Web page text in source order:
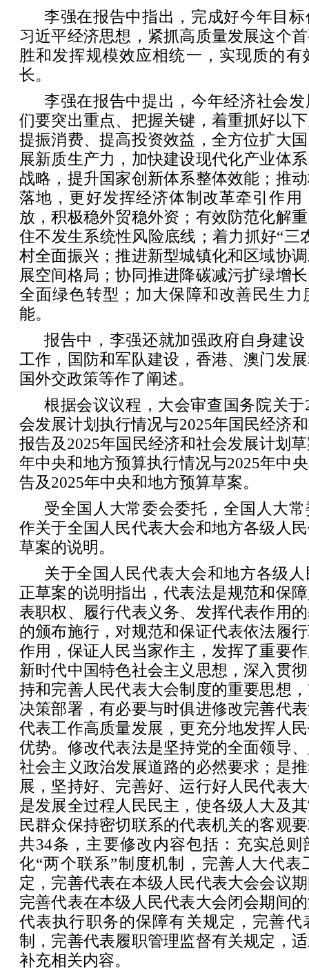
李强在报告中指出，完成好今年目
习近平经济思想，紧抓高质量发展这个
胜和发挥规模效应相统一，实现质的
长。
李强在报告中提出，今年经济社会
们要突出重点、把握关键，着重抓好以
提振消费、提高投资效益，全方位扩大
展新质生产力，加快建设现代化产业体
战略，提升国家创新体系整体效能；推
落地，更好发挥经济体制改革牵引作用
放，积极稳外贸稳外资；有效防范化解
住不发生系统性风险底线；着力抓好“三
村全面振兴；推进新型城镇化和区域协
展空间格局；协同推进降碳减污扩绿增
全面绿色转型；加大保障和改善民生力
能。
报告中，李强还就加强政府自身建
工作，国防和军队建设，香港、澳门发
国外交政策等作了阐述。
根据会议议程，大会审查国务院关
会发展计划执行情况与2025年国民经济
报告及2025年国民经济和社会发展计划
年中央和地方预算执行情况与2025年中
告及2025年中央和地方预算草案。
受全国人大常委会委托，全国人大
作关于全国人民代表大会和地方各级人
草案的说明。
关于全国人民代表大会和地方各级
正草案的说明指出，代表法是规范和保
表职权、履行代表义务、发挥代表作用
的颁布施行，对规范和保证代表依法履
作用，保证人民当家作主，发挥了重要
新时代中国特色社会主义思想，深入贯
持和完善人民代表大会制度的重要思想
决策部署，有必要与时俱进修改完善代
代表工作高质量发展，更充分地发挥人
优势。修改代表法是坚持党的全面领导
社会主义政治发展道路的必然要求；是
展，坚持好、完善好、运行好人民代表
是发展全过程人民民主，使各级人大及
民群众保持密切联系的代表机关的客观
共34条，主要修改内容包括：充实总
化“两个联系”制度机制，完善人大代
定，完善代表在本级人民代表大会会议
完善代表在本级人民代表大会闭会期间
代表执行职务的保障有关规定，完善代
制，完善代表履职管理监督有关规定，
补充相关内容。